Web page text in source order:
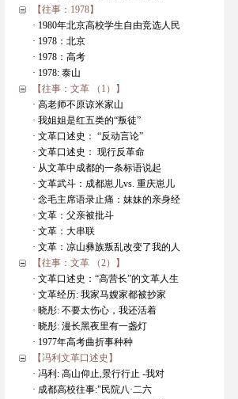
【往事：1978】
· 1980年北京高校学生自由竞选人民
· 1978：北京
· 1978：高考
· 1978: 泰山
【往事：文革 （1）】
· 高老师不原谅米家山
· 我姐姐是红五类的“叛徒”
· 文革口述史： “反动言论”
· 文革口述史： 现行反革命
· 从文革中成都的一条标语说起
· 文革武斗：成都崽儿vs. 重庆崽儿
· 念毛主席语录止痛：妹妹的亲身经
· 文革：父亲被批斗
· 文革：大串联
· 文革：凉山彝族叛乱改变了我的人
【往事：文革 （2）】
· 文革口述史：“高营长”的文革人生
· 文革经历: 我家马嫂家都被抄家
· 晓彤: 不要太伤心，我还活着
· 晓彤: 漫长黑夜里有一盏灯
· 1977年高考曲折事种种
【冯利文革口述史】
· 冯利: 高山仰止,景行行止 -我对
· 成都高校往事:"民院八·二六